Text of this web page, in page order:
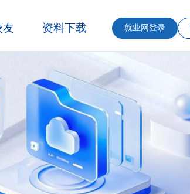
友 资料下载 就业网登录